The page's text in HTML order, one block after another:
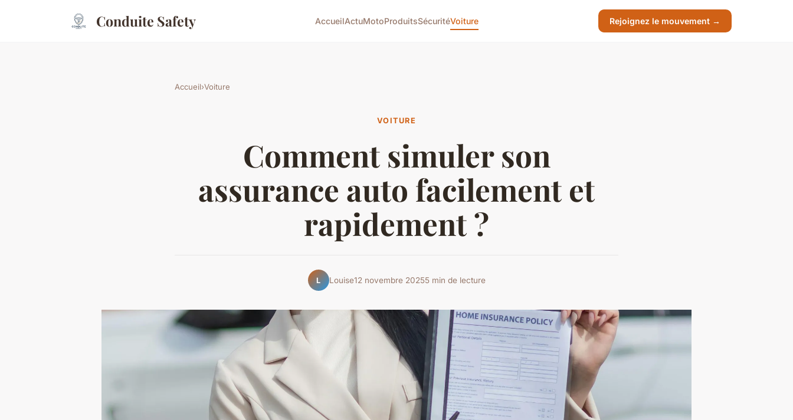
Conduite Safety AccueilActuMotoProduitsSécuritéVoiture Rejoignez le mouvement →
Accueil›Voiture
VOITURE
Comment simuler son
assurance auto facilement et
rapidement ?
L Louise12 novembre 20255 min de lecture